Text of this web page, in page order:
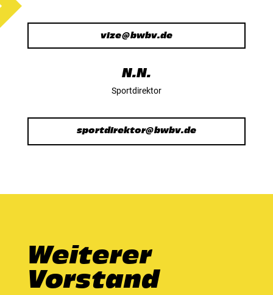
vize@bwbv.de
N.N.
Sportdirektor
sportdirektor@bwbv.de
Weiterer
Vorstand